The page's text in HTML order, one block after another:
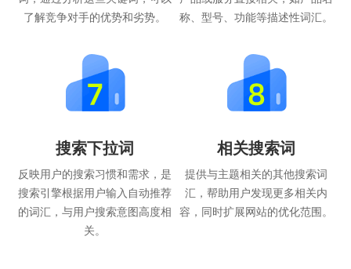
了解竞争对手的优势和劣势。
称、型号、功能等描述性词汇。
搜索下拉词
反映用户的搜索习惯和需求，是
搜索引擎根据用户输入自动推荐
的词汇，与用户搜索意图高度相
关。
相关搜索词
提供与主题相关的其他搜索词
汇，帮助用户发现更多相关内
容，同时扩展网站的优化范围。